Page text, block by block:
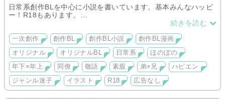
日常系創作BLを中心に小説を書いています。基本みんなハッピ
ー！R18もあります。
BLじゃないものや、ジャンル迷子ヒューマンドラマ寄りのもの
イラストは練習中。たまに漫画も描いてみたり。まだまだ練習
中なので見守ってください！
続きを読む
一次創作 創作BL 創作BL小説
創作BL漫画
オリジナル
オリジナルBL 日常系
ほのぼの
年下×年上
同僚 敬語 素股 弟×兄
ハピエン
ジャンル迷子
イラスト R18 広告なし